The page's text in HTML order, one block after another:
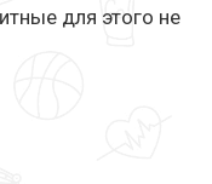
для этого не